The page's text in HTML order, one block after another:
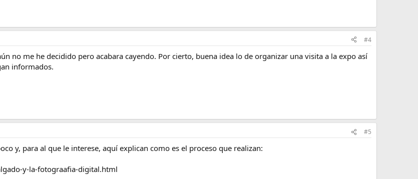
#4
no me he decidido pero acabara cayendo. Por cierto, buena idea lo de organizar una visita a la expo así
informados.
#5
y, para al que le interese, aquí explican como es el proceso que realizan:
y-la-fotograafia-digital.html